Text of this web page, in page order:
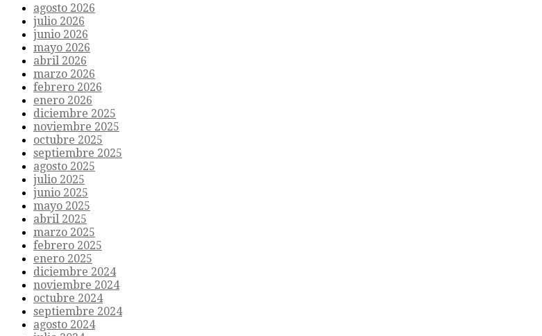
agosto 2026
julio 2026
junio 2026
mayo 2026
abril 2026
marzo 2026
febrero 2026
enero 2026
diciembre 2025
noviembre 2025
octubre 2025
septiembre 2025
agosto 2025
julio 2025
junio 2025
mayo 2025
abril 2025
marzo 2025
febrero 2025
enero 2025
diciembre 2024
noviembre 2024
octubre 2024
septiembre 2024
agosto 2024